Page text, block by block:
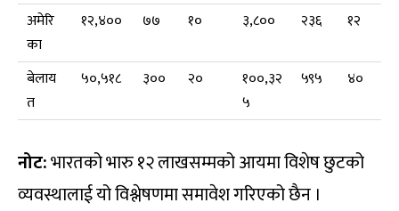
अमेरि
का
१२,४०० ७७ १० ३,८०० २३६ १२
बेलाय
त
५०,५१८ ३०० २०
१००,३२
५
५९५ ४०
नोट:भारतको भारु १२ लाखसम्मको आयमा विशेष छुटको
व्यवस्थालाई यो विश्लेषणमा समावेश गरिएको छैन ।